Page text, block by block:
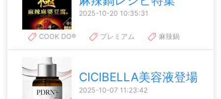
2025-10-20 10:35:31
COOK DO® プレミアム 麻辣鍋
CICIBELLA美容液登場
2025-10-07 11:23:42